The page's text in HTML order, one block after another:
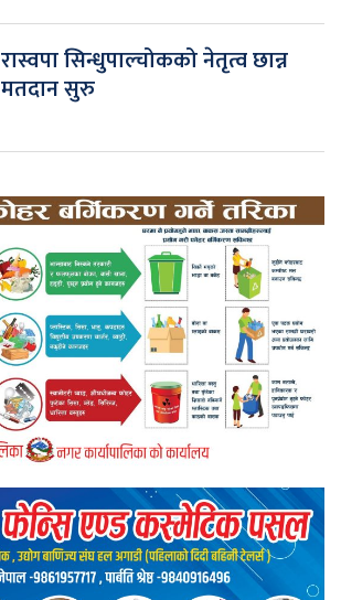
रास्वपा सिन्धुपाल्चोकको नेतृत्व छान्न
मतदान सुरु